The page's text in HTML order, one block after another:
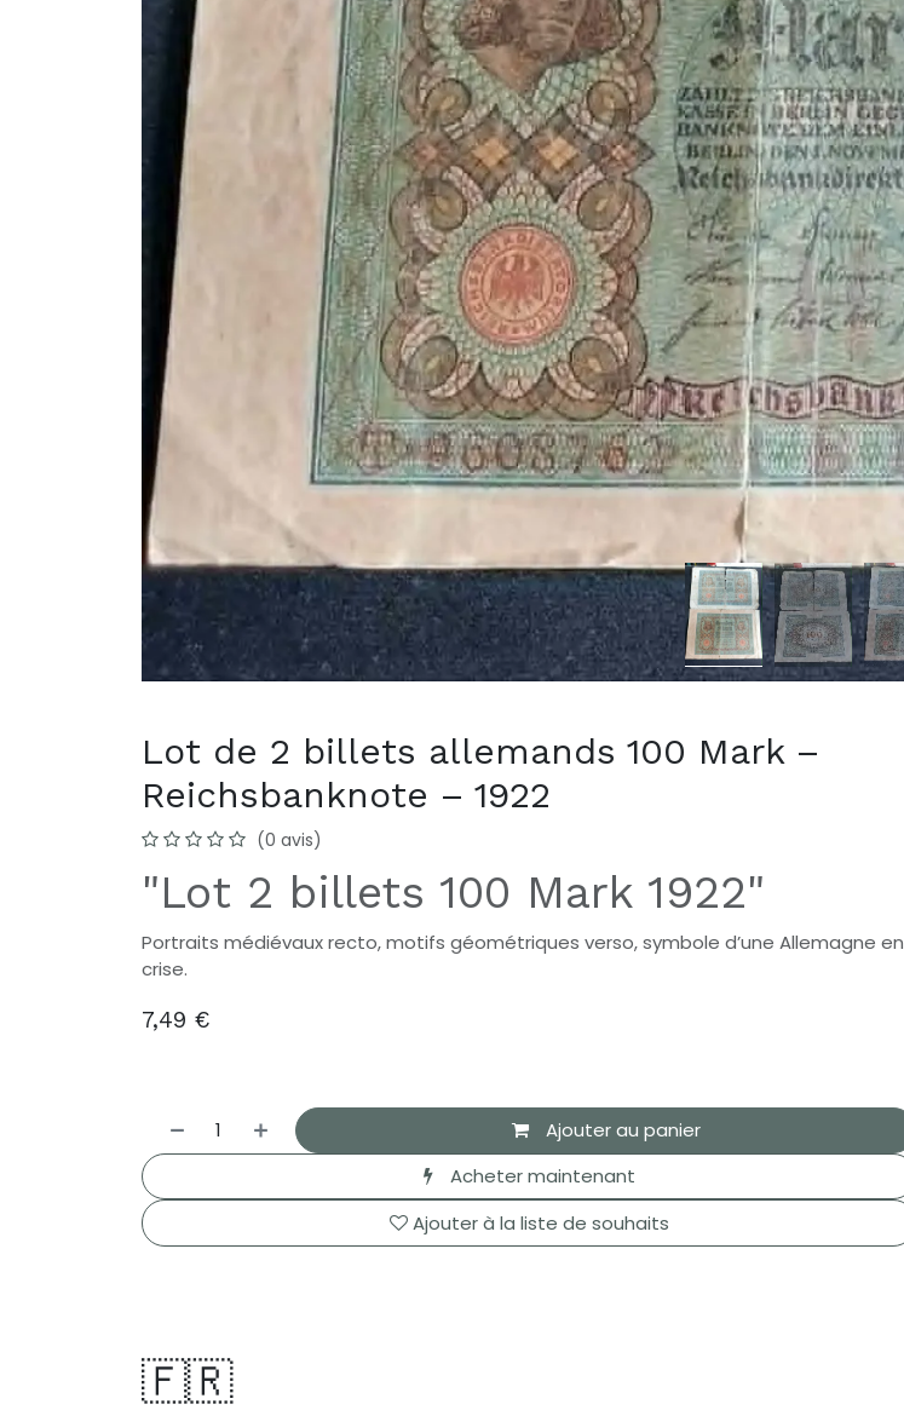
Lot de 2 billets allemands 100 Mark –
Reichsbanknote – 1922
(0 avis)
"Lot 2 billets 100 Mark 1922"
Portraits médiévaux recto, motifs géométriques verso, symbole d’une Allemagne en
crise.
7,49 €
Ajouter au panier
Acheter maintenant
Ajouter à la liste de souhaits
🇫🇷